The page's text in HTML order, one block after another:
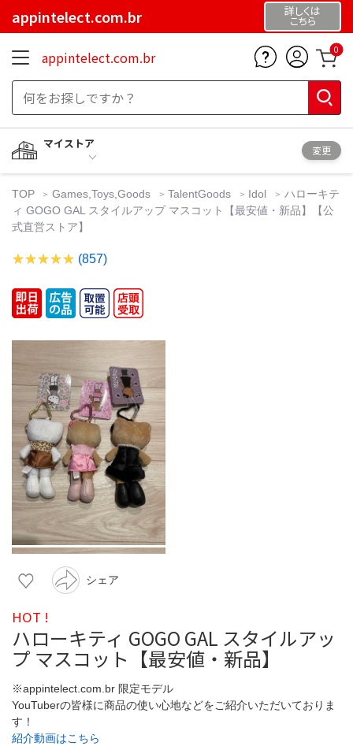
appintelect.com.br 詳しくは
こちら
appintelect.com.br 0
マイストア
変更
TOP Games,Toys,Goods TalentGoods Idol
ハローキテ
ィ GOGO GAL スタイルアップ マスコット【最安値・新品】【公
式直営ストア】
(857)
シェア
HOT !
ハローキティ GOGO GAL スタイルアッ
プ マスコット【最安値・新品】
※appintelect.com.br 限定モデル
YouTuberの皆様に商品の使い心地などをご紹介いただいておりま
す！
紹介動画はこちら